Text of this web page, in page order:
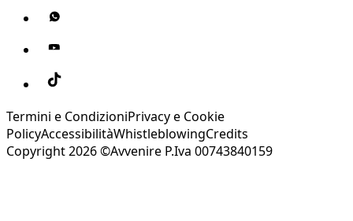
Termini e CondizioniPrivacy e Cookie
PolicyAccessibilitàWhistleblowingCredits
Copyright 2026 ©Avvenire P.Iva 00743840159